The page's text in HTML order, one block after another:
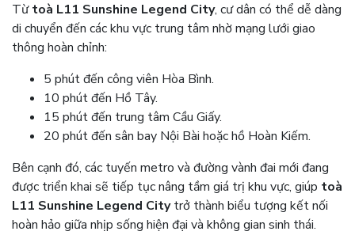
Từtoà L11 Sunshine Legend City, cư dân có thể dễ dàng
di chuyển đến các khu vực trung tâm nhờ mạng lưới giao
thông hoàn chỉnh:
5 phút đến công viên Hòa Bình.
10 phút đến Hồ Tây.
15 phút đến trung tâm Cầu Giấy.
20 phút đến sân bay Nội Bài hoặc hồ Hoàn Kiếm.
Bên cạnh đó, các tuyến metro và đường vành đai mới đang
được triển khai sẽ tiếp tục nâng tầm giá trị khu vực, giúp toà
L11 Sunshine Legend Citytrở thành biểu tượng kết nối
hoàn hảo giữa nhịp sống hiện đại và không gian sinh thái.